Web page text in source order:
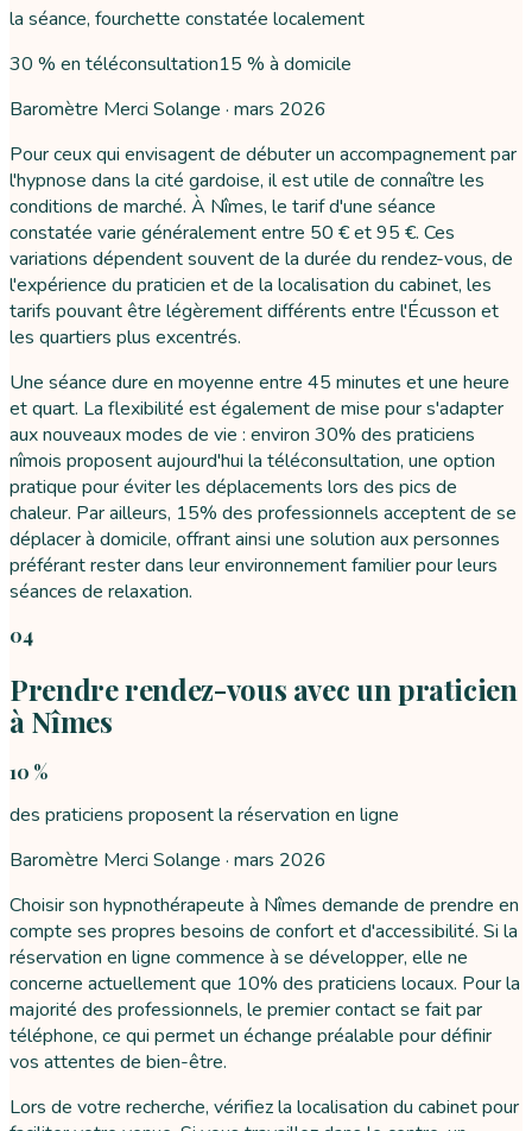
la séance, fourchette constatée localement
30 % en téléconsultation15 % à domicile
Baromètre Merci Solange · mars 2026
Pour ceux qui envisagent de débuter un accompagnement par
l'hypnose dans la cité gardoise, il est utile de connaître les
conditions de marché. À Nîmes, le tarif d'une séance
constatée varie généralement entre 50 € et 95 €. Ces
variations dépendent souvent de la durée du rendez-vous, de
l'expérience du praticien et de la localisation du cabinet, les
tarifs pouvant être légèrement différents entre l'Écusson et
les quartiers plus excentrés.
Une séance dure en moyenne entre 45 minutes et une heure
et quart. La flexibilité est également de mise pour s'adapter
aux nouveaux modes de vie : environ 30% des praticiens
nîmois proposent aujourd'hui la téléconsultation, une option
pratique pour éviter les déplacements lors des pics de
chaleur. Par ailleurs, 15% des professionnels acceptent de se
déplacer à domicile, offrant ainsi une solution aux personnes
préférant rester dans leur environnement familier pour leurs
séances de relaxation.
04
Prendre rendez-vous avec un praticien
à Nîmes
10 %
des praticiens proposent la réservation en ligne
Baromètre Merci Solange · mars 2026
Choisir son hypnothérapeute à Nîmes demande de prendre en
compte ses propres besoins de confort et d'accessibilité. Si la
réservation en ligne commence à se développer, elle ne
concerne actuellement que 10% des praticiens locaux. Pour la
majorité des professionnels, le premier contact se fait par
téléphone, ce qui permet un échange préalable pour définir
vos attentes de bien-être.
Lors de votre recherche, vérifiez la localisation du cabinet pour